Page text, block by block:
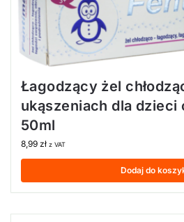
Łagodzący żel
ukąszeniach dla dzieci
50ml
8,99 zł z VAT
Dodaj do